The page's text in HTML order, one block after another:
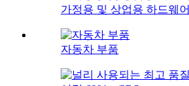
가정용 및 상업용 하드웨어
자동차 부품